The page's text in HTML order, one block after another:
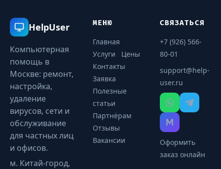
HelpUser
Компьютерная
помощь в
Москве: ремонт,
настройка,
удаление
вирусов, сети и
обслуживание
для частных лиц
и офисов.
м. Китай-город,
МЕНЮ
Главная
Услуги
Цены
Контакты
Заявка
Полезные
статьи
Партнёрам
Отзывы
Вакансии
СВЯЗАТЬСЯ
+7 (926) 566-
80-01
support@help-
user.ru
Оформить
заказ онлайн